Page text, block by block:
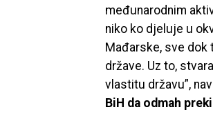
međunarodnim
niko ko djeluje u
Mađarske, sve
države. Uz to,
vlastitu državu”,
BiH da odmah